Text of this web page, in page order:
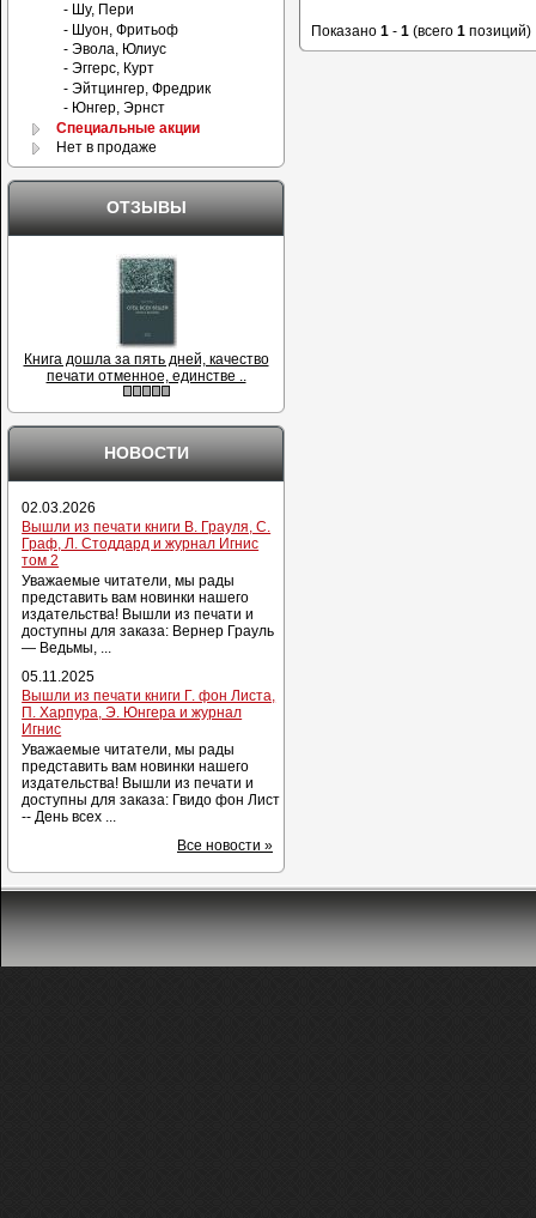
Показано 1 - 1 (всего 1 позиций)
- Шу, Пери
- Шуон, Фритьоф
- Эвола, Юлиус
- Эггерс, Курт
- Эйтцингер, Фредрик
- Юнгер, Эрнст
Специальные акции
Нет в продаже
ОТЗЫВЫ
Книга дошла за пять дней, качество
печати отменное, единстве ..
НОВОСТИ
02.03.2026
Вышли из печати книги В. Грауля, С.
Граф, Л. Стоддард и журнал Игнис
том 2
Уважаемые читатели, мы рады
представить вам новинки нашего
издательства! Вышли из печати и
доступны для заказа: Вернер Грауль
— Ведьмы, ...
05.11.2025
Вышли из печати книги Г. фон Листа,
П. Харпура, Э. Юнгера и журнал
Игнис
Уважаемые читатели, мы рады
представить вам новинки нашего
издательства! Вышли из печати и
доступны для заказа: Гвидо фон Лист
-- День всех ...
Все новости »